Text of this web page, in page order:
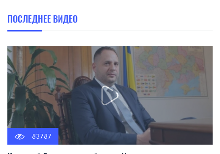
ПОСЛЕДНЕЕ ВИДЕО
83787